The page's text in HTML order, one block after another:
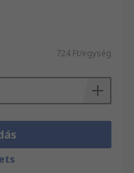
724 Ft/egység